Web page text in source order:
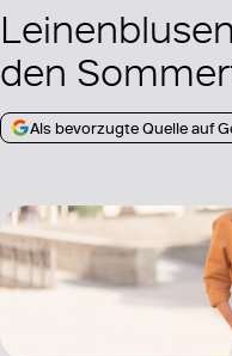
den
Als bevorzugte Quelle auf